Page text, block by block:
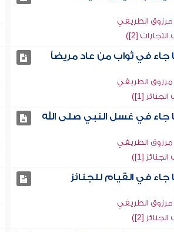
مرزوق الطريفي
[2])
جاء في ثواب من عاد مريضاً
مرزوق الطريفي
[1])
جاء في غسل النبي صلى الله
مرزوق الطريفي
[1])
جاء في القيام للجنائز
مرزوق الطريفي
[2])